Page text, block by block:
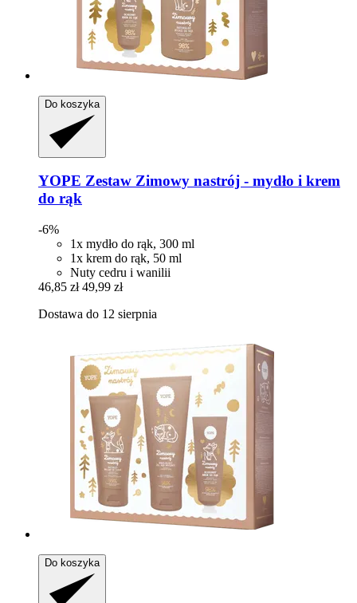
Do koszyka
YOPE Zestaw Zimowy nastrój -​ mydło i krem
do rąk
-6%
1x mydło do rąk, 300 ml
1x krem do rąk, 50 ml
Nuty cedru i wanilii
46,85 zł 49,99 zł
Dostawa do 12 sierpnia
Do koszyka